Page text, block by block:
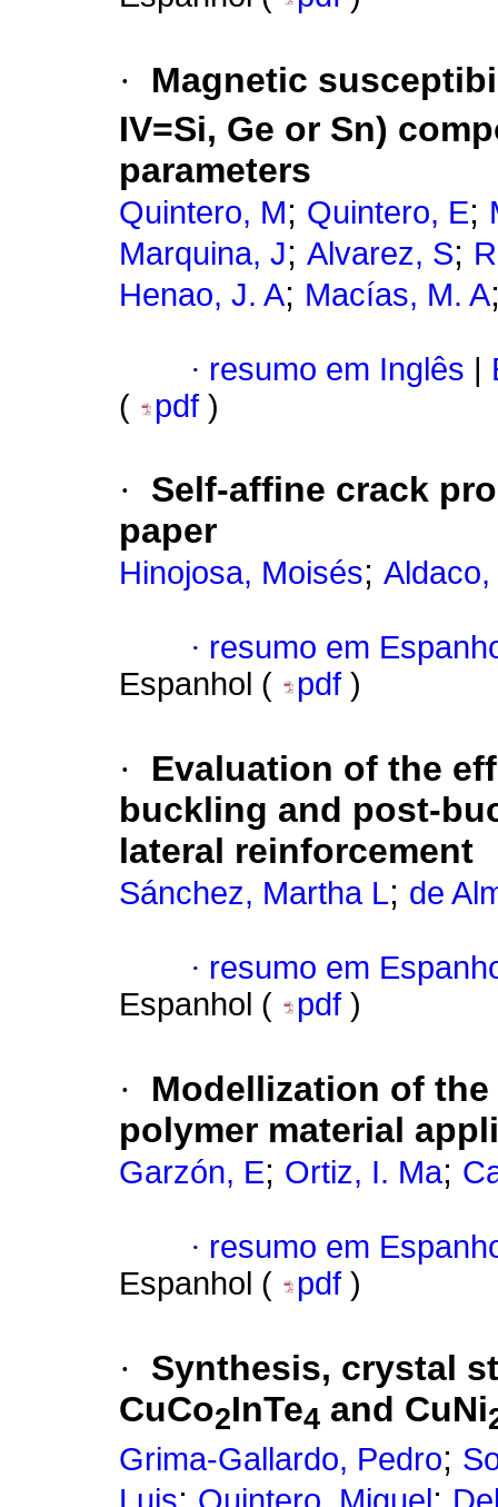
·
Magnetic
IV=Si, Ge or Sn)
parameters
Quintero, M; Quintero, E;
Marquina, J; Alvarez, S;
Henao, J. A; Macías, M. A
· resumo em Inglês |
(
pdf )
·
Self-affine crack
paper
Hinojosa, Moisés;
· resumo em
Espanhol (
pdf )
·
Evaluation of the
buckling and post-
lateral reinforcement
Sánchez, Martha L; de
· resumo em
Espanhol (
pdf )
·
Modellization of
polymer material
Garzón, E; Ortiz, I. Ma;
· resumo em
Espanhol (
pdf )
·
Synthesis, crystal
CuCo2InTe4 and CuNi
Grima-Gallardo, Pedro;
; ;